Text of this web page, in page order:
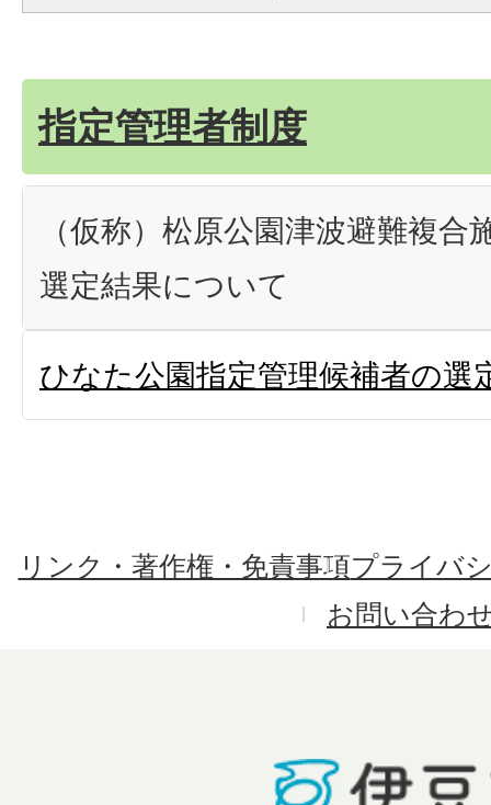
指定管理者制度
（仮称）松原公園津波避難複
選定結果について
ひなた公園指定管理候補者の選
リンク・著作権・免責事項プライバ
お問い合わ